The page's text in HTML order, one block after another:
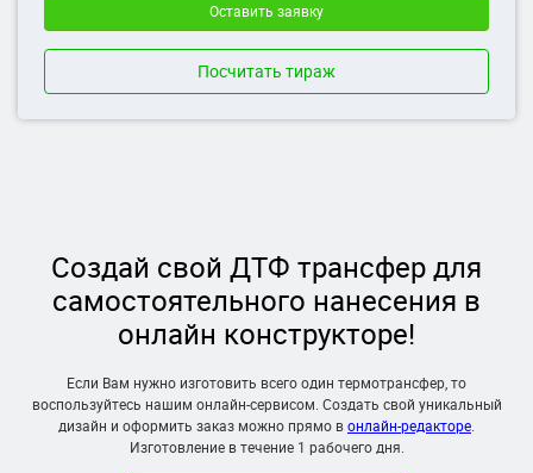
Оставить заявку
Посчитать тираж
Создай свой ДТФ трансфер для
самостоятельного нанесения в
онлайн конструкторе!
Если Вам нужно изготовить всего один термотрансфер, то
воспользуйтесь нашим онлайн-сервисом. Создать свой уникальный
дизайн и оформить заказ можно прямо вонлайн-редакторе
Изготовление в течение 1 рабочего дня